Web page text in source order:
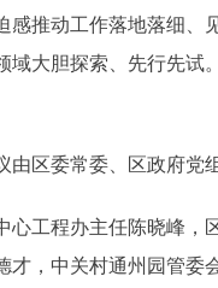
感推动工作落地落细、
域大胆探索、先行先试
区委常委、区政府党组
工程办主任陈晓峰，区
才，中关村通州园管委